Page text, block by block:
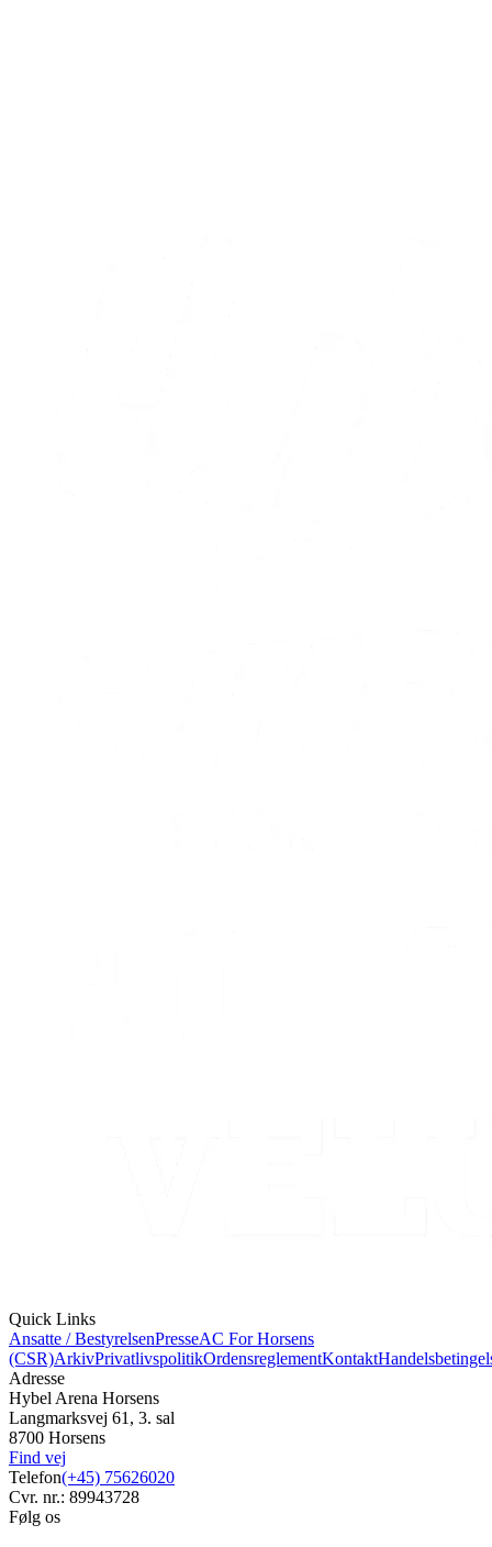
Quick Links
Ansatte / BestyrelsenPresseAC For Horsens
(CSR)ArkivPrivatlivspolitikOrdensreglementKontakt
Adresse
Hybel Arena Horsens
Langmarksvej 61, 3. sal
8700 Horsens
Find vej
Telefon(+45) 75626020
Cvr. nr.: 89943728
Følg os